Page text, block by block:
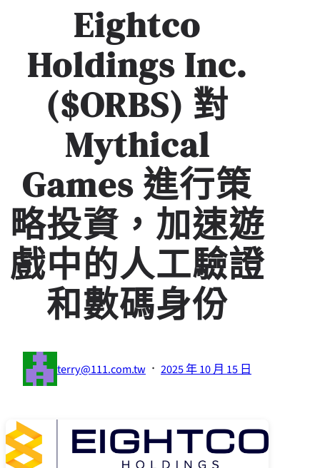
Eightco
Holdings Inc.
($ORBS) 對
Mythical
Games 進行策
略投資，加速遊
戲中的人工驗證
和數碼身份
terry@111.com.tw · 2025 年 10 月 15 日